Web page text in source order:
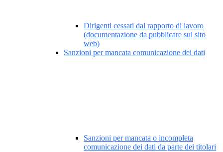
Dirigenti cessati dal rapporto di lavoro
(documentazione da pubblicare sul sito
web)
Sanzioni per mancata comunicazione dei dati
Sanzioni per mancata o incompleta
comunicazione dei dati da parte dei titolari